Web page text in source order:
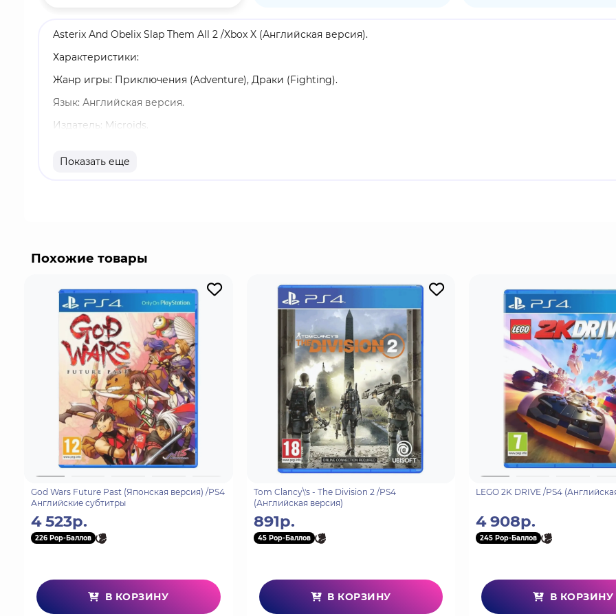
Asterix And Obelix Slap Them All 2 /Xbox X (Английская версия).
Характеристики:
Жанр игры: Приключения (Adventure), Драки (Fighting).
Язык: Английская версия.
Издатель: Microids.
Издание: Стандартное.
Орел Лютеции - драгоценный золотой символ римских легионов - украден, и ни в чем не повинного
расспросить кое-кого, кто куда больше знает и лучше разбирается в интригах большого города. . . И,
галлам не раз придется щедро раздавать тумаки!
Asterix & Obelix - Slap them all! 2 - игра в жанре Beat'em Up с оригинальным сюжетом, где не будет
мест: заброшенные развалины в чаще мрачного леса, самый большой римский лагерь и даже Лютеция.
преодолевать различные виды местности, встречаться с многочисленными персонажами и, конечно же,
сопровождается оригинальными анимационными роликами, оживляющими историю!
Asterix & Obelix - Slap them all! 2 переводит сражения на новый уровень: больше врагов, больше боссов,
геймплей. Помимо своих уникальных "усиленных" приемов, в более динамичных и подвижных боях
"Ярость" и разрушительной Абсолютной атакой. А ведь еще есть возможность уничтожать определенные
менгиры!
Показать еще
Похожие товары
God Wars Future Past (Японская версия) /PS4
Английские субтитры
4 523р.
226 Pop-Баллов
В КОРЗИНУ
Tom Clancy\'s - The Division 2 /PS4
(Английская версия)
891р.
45 Pop-Баллов
В КОРЗИНУ
LEGO 2K DRIVE /PS4
4 908р.
245 Pop-Баллов
В КОРЗИНУ